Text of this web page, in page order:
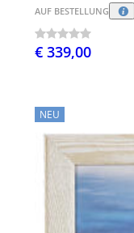
AUF BESTELLUNG
€ 339,00
NEU